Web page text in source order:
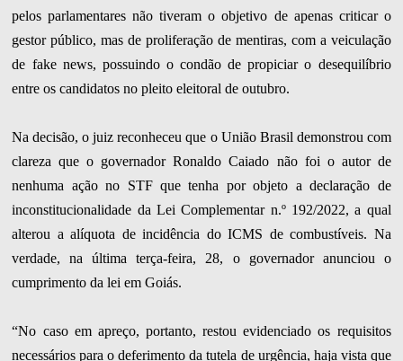
pelos parlamentares não tiveram o objetivo de apenas criticar o
gestor público, mas de proliferação de mentiras, com a veiculação
de fake news, possuindo o condão de propiciar o desequilíbrio
entre os candidatos no pleito eleitoral de outubro.
Na decisão, o juiz reconheceu que o União Brasil demonstrou com
clareza que o governador Ronaldo Caiado não foi o autor de
nenhuma ação no STF que tenha por objeto a declaração de
inconstitucionalidade da Lei Complementar n.º 192/2022, a qual
alterou a alíquota de incidência do ICMS de combustíveis. Na
verdade, na última terça-feira, 28, o governador anunciou o
cumprimento da lei em Goiás.
“No caso em apreço, portanto, restou evidenciado os requisitos
necessários para o deferimento da tutela de urgência, haja vista que